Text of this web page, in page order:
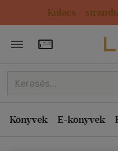
Kulacs /
Törzsvásárlói
Könyvek E-könyvek
Rendezés
Kiadás éve szerint
Ár szerint csökkenő